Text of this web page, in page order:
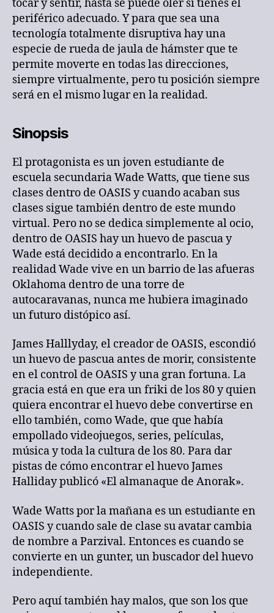
tocar y sentir, hasta se puede oler si tienes el
periférico adecuado. Y para que sea una
tecnología totalmente disruptiva hay una
especie de rueda de jaula de hámster que te
permite moverte en todas las direcciones,
siempre virtualmente, pero tu posición siempre
será en el mismo lugar en la realidad.
Sinopsis
El protagonista es un joven estudiante de
escuela secundaria Wade Watts, que tiene sus
clases dentro de OASIS y cuando acaban sus
clases sigue también dentro de este mundo
virtual. Pero no se dedica simplemente al ocio,
dentro de OASIS hay un huevo de pascua y
Wade está decidido a encontrarlo. En la
realidad Wade vive en un barrio de las afueras
Oklahoma dentro de una torre de
autocaravanas, nunca me hubiera imaginado
un futuro distópico así.
James Halllyday, el creador de OASIS, escondió
un huevo de pascua antes de morir, consistente
en el control de OASIS y una gran fortuna. La
gracia está en que era un friki de los 80 y quien
quiera encontrar el huevo debe convertirse en
ello también, como Wade, que que había
empollado videojuegos, series, películas,
música y toda la cultura de los 80. Para dar
pistas de cómo encontrar el huevo James
Halliday publicó «El almanaque de Anorak».
Wade Watts por la mañana es un estudiante en
OASIS y cuando sale de clase su avatar cambia
de nombre a Parzival. Entonces es cuando se
convierte en un gunter, un buscador del huevo
independiente.
Pero aquí también hay malos, que son los que